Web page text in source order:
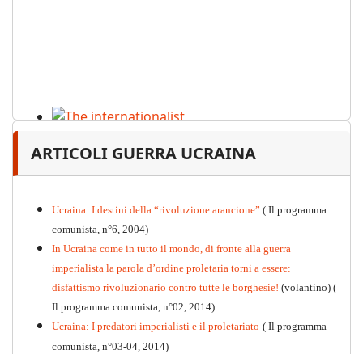
PDF n.12, 2026
ARTICOLI GUERRA UCRAINA
Ucraina: I destini della “rivoluzione arancione” ( Il programma
comunista, n°6, 2004)
In Ucraina come in tutto il mondo, di fronte alla guerra
imperialista la parola d’ordine proletaria torni a essere:
disfattismo rivoluzionario contro tutte le borghesie! (volantino) (
Il programma comunista, n°02, 2014)
Ucraina: I predatori imperialisti e il proletariato ( Il programma
comunista, n°03-04, 2014)